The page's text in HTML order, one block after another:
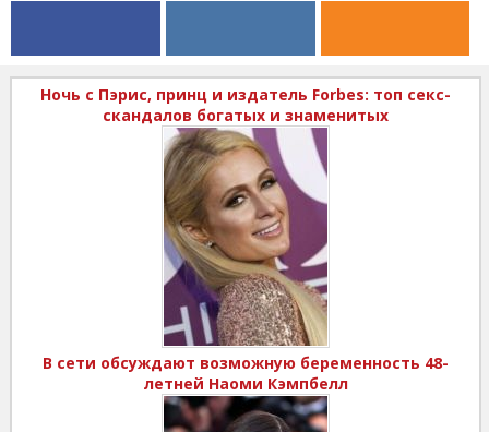
Ночь с Пэрис, принц и издатель Forbes: топ секс-
скандалов богатых и знаменитых
В сети обсуждают возможную беременность 48-
летней Наоми Кэмпбелл